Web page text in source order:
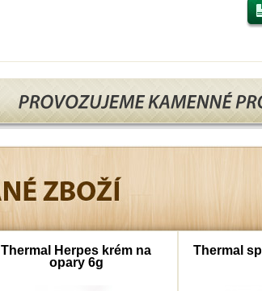
Thermal Herpes krém na
opary 6g
Thermal